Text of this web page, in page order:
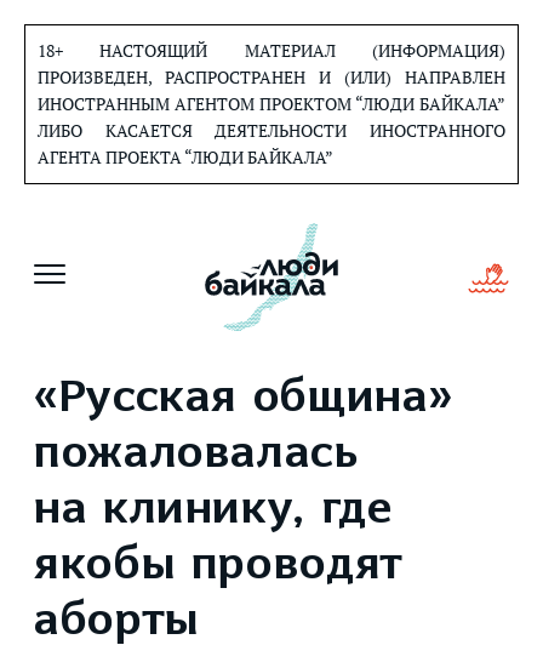
содержанию
18+ НАСТОЯЩИЙ МАТЕРИАЛ (ИНФОРМАЦИЯ)
ПРОИЗВЕДЕН, РАСПРОСТРАНЕН И (ИЛИ) НАПРАВЛЕН
ИНОСТРАННЫМ АГЕНТОМ ПРОЕКТОМ “ЛЮДИ БАЙКАЛА”
ЛИБО КАСАЕТСЯ ДЕЯТЕЛЬНОСТИ ИНОСТРАННОГО
АГЕНТА ПРОЕКТА “ЛЮДИ БАЙКАЛА”
«Русская община»
пожаловалась
на клинику, где
якобы проводят
аборты